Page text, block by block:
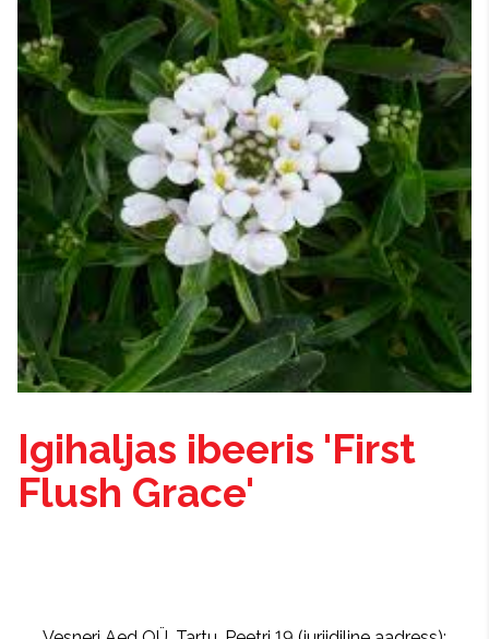
Igihaljas ibeeris 'First
Flush Grace'